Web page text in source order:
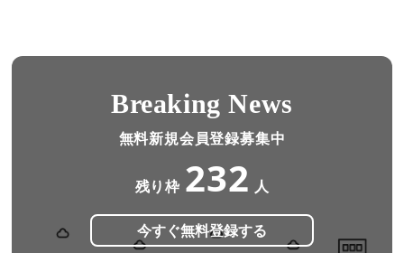
Breaking News
無料新規会員登録募集中
残り枠 232 人
今すぐ無料登録する